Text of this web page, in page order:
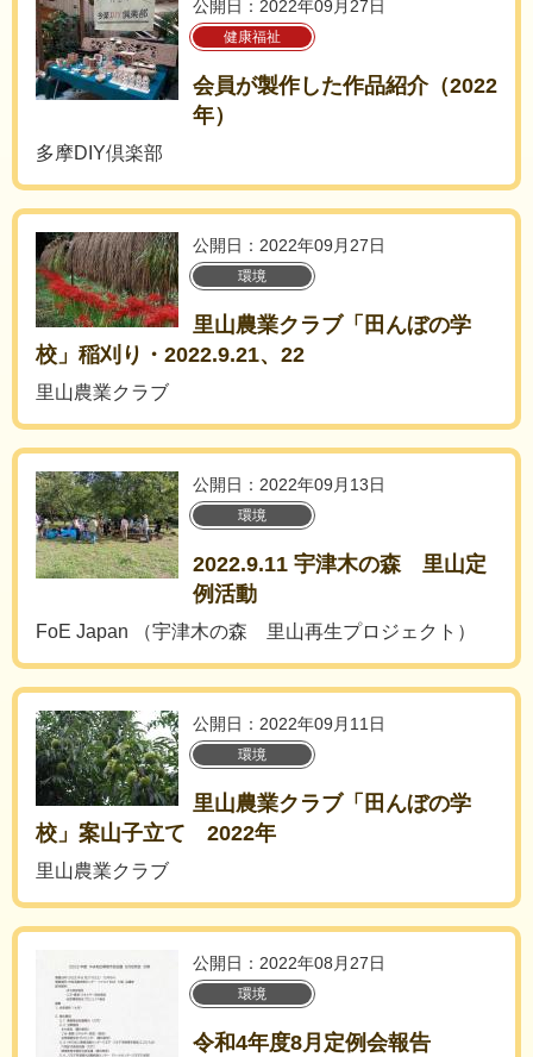
公開日：2022年09月27日
健康福祉
会員が製作した作品紹介（2022
年）
多摩DIY倶楽部
公開日：2022年09月27日
環境
里山農業クラブ「田んぼの学
校」稲刈り・2022.9.21、22
里山農業クラブ
公開日：2022年09月13日
環境
2022.9.11 宇津木の森 里山定
例活動
FoE Japan （宇津木の森 里山再生プロジェクト）
公開日：2022年09月11日
環境
里山農業クラブ「田んぼの学
校」案山子立て 2022年
里山農業クラブ
公開日：2022年08月27日
環境
令和4年度8月定例会報告